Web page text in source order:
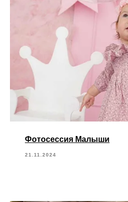
Фотосессия Малыши
21.11.2024